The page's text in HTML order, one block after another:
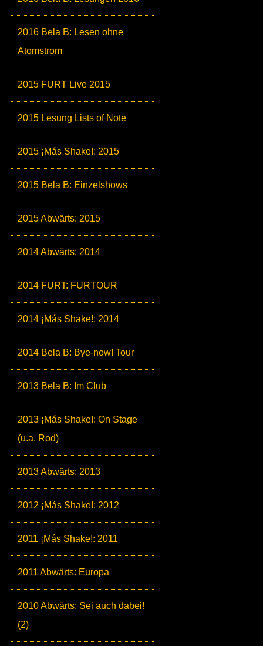
2016 Bela B: Lesen ohne
Atomstrom
2015 FURT Live 2015
2015 Lesung Lists of Note
2015 ¡Más Shake!: 2015
2015 Bela B: Einzelshows
2015 Abwärts: 2015
2014 Abwärts: 2014
2014 FURT: FURTOUR
2014 ¡Más Shake!: 2014
2014 Bela B: Bye-now! Tour
2013 Bela B: Im Club
2013 ¡Más Shake!: On Stage
(u.a. Rod)
2013 Abwärts: 2013
2012 ¡Más Shake!: 2012
2011 ¡Más Shake!: 2011
2011 Abwärts: Europa
2010 Abwärts: Sei auch dabei!
(2)